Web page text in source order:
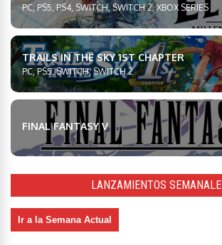
PC, PS5, PS4, SWITCH, SWITCH 2, XBOX SERIES
TRAILS IN THE SKY 1ST CHAPTER
PC, PS5, SWITCH, SWITCH 2
FINAL FANTASY V
LANZAMIENTOS
Ir a la Semana Actual